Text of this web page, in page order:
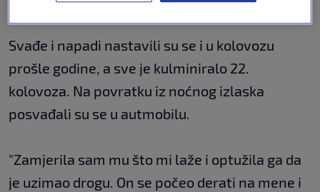
Svađe i napadi nastavili su se i u kolovozu
prošle godine, a sve je kulminiralo 22.
kolovoza. Na povratku iz noćnog izlaska
posvađali su se u autmobilu.
"Zamjerila sam mu što mi laže i optužila ga da
je uzimao drogu. On se počeo derati na mene i